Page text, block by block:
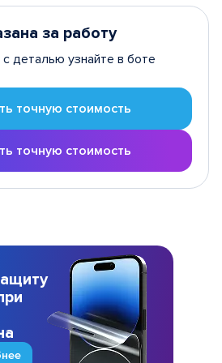
за работу
деталью узнайте в боте
точную стоимость
точную стоимость